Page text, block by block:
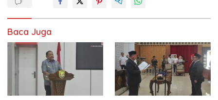
Baca Juga